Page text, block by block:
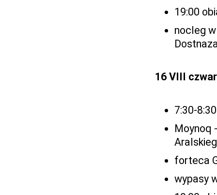
19:00
nocleg
16 VIII
7:30-
Moynoq
forteca
wypasy